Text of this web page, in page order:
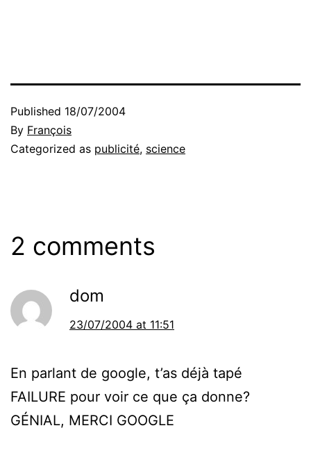
Published 18/07/2004
By François
Categorized as publicité, science
2 comments
dom
23/07/2004 at 11:51
En parlant de google, t’as déjà tapé
FAILURE pour voir ce que ça donne?
GÉNIAL, MERCI GOOGLE